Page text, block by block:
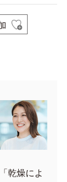
乾燥によ